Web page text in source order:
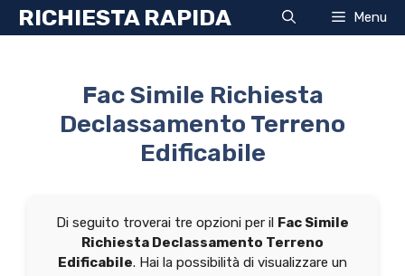
RICHIESTA RAPIDA Menu
Fac Simile Richiesta
Declassamento Terreno
Edificabile
Di seguito troverai tre opzioni per il Fac Simile
Richiesta Declassamento Terreno
Edificabile. Hai la possibilità di visualizzare un